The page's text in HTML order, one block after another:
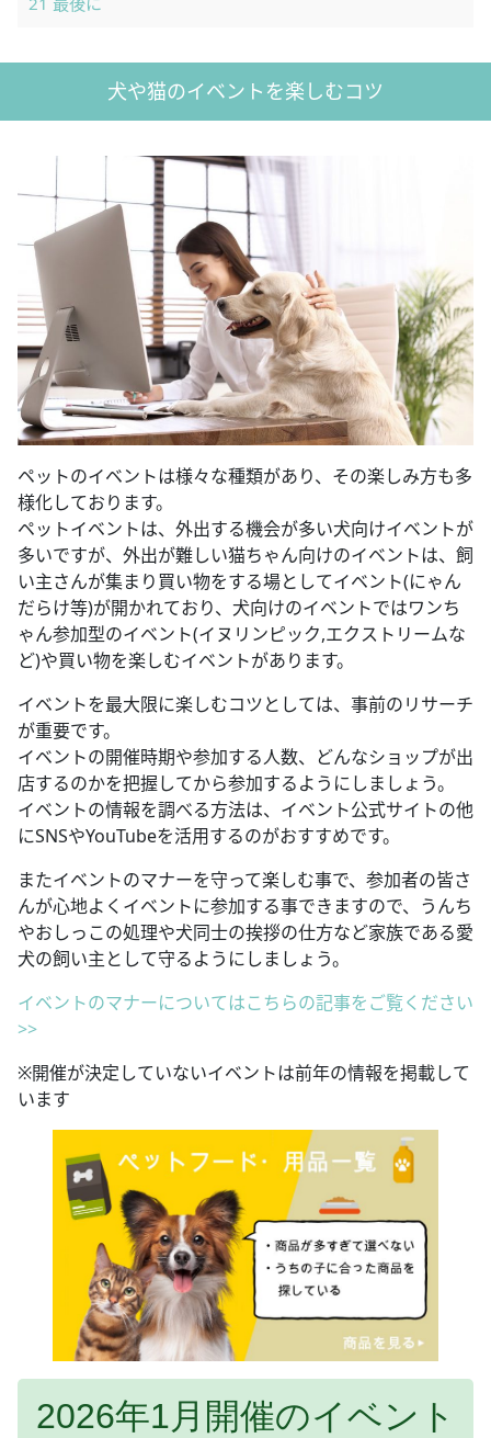
犬や猫のイベントを楽しむコツ
ペットのイベントは様々な種類があり、その楽しみ方も多
様化しております。
ペットイベントは、外出する機会が多い犬向けイベントが
多いですが、外出が難しい猫ちゃん向けのイベントは、飼
い主さんが集まり買い物をする場としてイベント(にゃん
だらけ等)が開かれており、犬向けのイベントではワンち
ゃん参加型のイベント(イヌリンピック,エクストリームな
ど)や買い物を楽しむイベントがあります。
イベントを最大限に楽しむコツとしては、事前のリサーチ
が重要です。
イベントの開催時期や参加する人数、どんなショップが出
店するのかを把握してから参加するようにしましょう。
イベントの情報を調べる方法は、イベント公式サイトの他
にSNSやYouTubeを活用するのがおすすめです。
またイベントのマナーを守って楽しむ事で、参加者の皆さ
んが心地よくイベントに参加する事できますので、うんち
やおしっこの処理や犬同士の挨拶の仕方など家族である愛
犬の飼い主として守るようにしましょう。
イベントのマナーについてはこちらの記事をご覧ください
>>
※開催が決定していないイベントは前年の情報を掲載して
います
2026年1月開催のイベント